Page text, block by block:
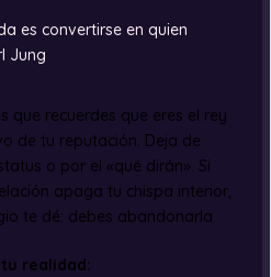
es convertirse en quien
Jung
que recuerdes que eres el rey
de tu reputación. Deja de
o por el «qué dirán». Si
apaga tu chispa interior,
te dé: debes abandonarla.
realidad: